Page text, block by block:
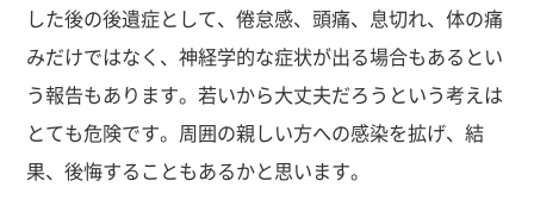
した後の後遺症として、倦怠感、頭痛、息切れ、体の痛
みだけではなく、神経学的な症状が出る場合もあるとい
う報告もあります。若いから大丈夫だろうという考えは
とても危険です。周囲の親しい方への感染を拡げ、結
果、後悔することもあるかと思います。